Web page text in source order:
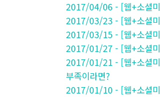
2017/04/06 - [웹+소셜
2017/03/23 - [웹+소셜미
2017/03/15 - [웹+소셜미
2017/01/27 - [웹+소셜
2017/01/21 - [웹+소셜미
부족이라면?
2017/01/10 - [웹+소셜미